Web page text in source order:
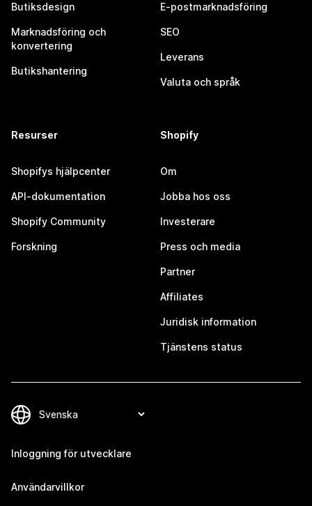
Butiksdesign
Marknadsföring och
konvertering
Butikshantering
E-postmarknadsföring
SEO
Leverans
Valuta och språk
Resurser
Shopifys hjälpcenter
API-dokumentation
Shopify Community
Forskning
Shopify
Om
Jobba hos oss
Investerare
Press och media
Partner
Affiliates
Juridisk information
Tjänstens status
Inloggning för utvecklare
Användarvillkor